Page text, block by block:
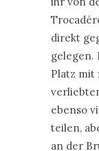
direkt
gelegen.
Platz mit
ebenso
teilen,
an der